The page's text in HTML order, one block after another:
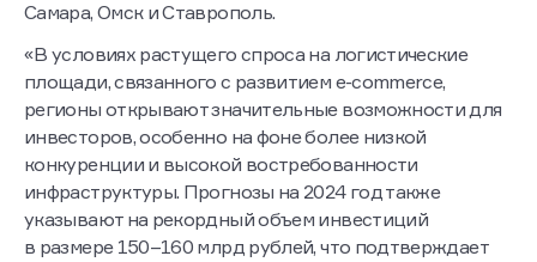
складской недвижимости стали Екатеринбург,
«В условиях растущего спроса на логистические
площади, связанного с развитием e-commerce,
регионы открывают значительные возможности для
инвесторов, особенно на фоне более низкой
конкуренции и высокой востребованности
инфраструктуры. Прогнозы на 2024 год также
указывают на рекордный объем инвестиций